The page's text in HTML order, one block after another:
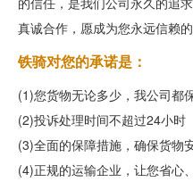
真诚合作，愿成为您永远信赖的
铁骑对您的承诺是：
(1)您货物无论多少，我公司都
(2)投诉处理时间不超过24小时
(3)全面的保障措施，确保货物
(4)正规的运输企业，让您省心